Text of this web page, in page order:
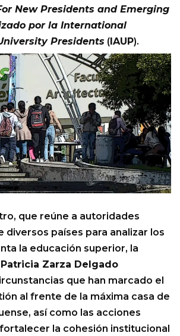
New Presidents and Emerging
por la International
Presidents (IAUP).
que reúne a autoridades
diversos países para analizar los
la educación superior, la
Zarza Delgado
que han marcado el
al frente de la máxima casa de
así como las acciones
la cohesión institucional